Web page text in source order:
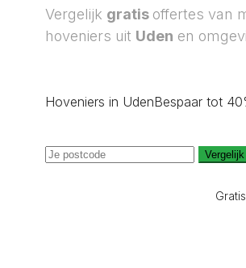
Vergelijk gratis offertes van
hoveniers uit Uden en
Hoveniers in UdenBespaar tot